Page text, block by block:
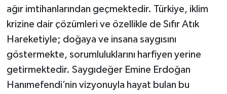
ağır imtihanlarından geçmektedir. Türkiye, iklim
krizine dair çözümleri ve özellikle de Sıfır Atık
Hareketiyle; doğaya ve insana saygısını
göstermekte, sorumluluklarını harfiyen yerine
getirmektedir. Saygıdeğer Emine Erdoğan
Hanımefendi’nin vizyonuyla hayat bulan bu